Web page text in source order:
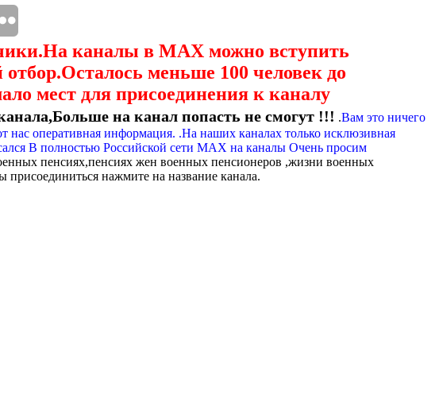
каналы в МАХ можно вступить
меньше 100 человек до
мест для присоединения к каналу
на канал попасть не смогут !!! .Вам это ничего
оперативная информация. .На наших каналах только исклюзивная
В полностью Российской сети МАХ на каналы Очень просим
пенсиях,пенсиях жен военных пенсионеров ,жизни военных
присоединиться нажмите на название канала.